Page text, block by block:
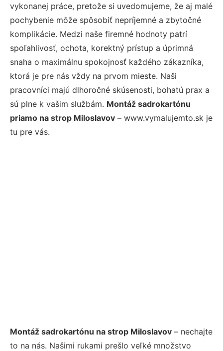
vykonanej práce, pretože si uvedomujeme, že aj malé
pochybenie môže spôsobiť nepríjemné a zbytočné
komplikácie. Medzi naše firemné hodnoty patrí
spoľahlivosť, ochota, korektný prístup a úprimná
snaha o maximálnu spokojnosť každého zákazníka,
ktorá je pre nás vždy na prvom mieste. Naši
pracovníci majú dlhoročné skúsenosti, bohatú prax a
sú plne k vašim službám. Montáž sadrokartónu
priamo na strop Miloslavov – www.vymalujemto.sk je
tu pre vás.
Montáž sadrokartónu na strop Miloslavov – nechajte
to na nás. Našimi rukami prešlo veľké množstvo